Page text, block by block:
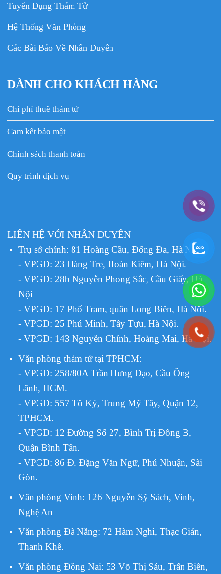
Tuyển Dụng Thám Tử
Hệ Thống Văn Phòng
Các Bài Báo Về Nhân Duyên
DÀNH CHO KHÁCH HÀNG
Chi phí thuê thám tử
Cam kết bảo mật
Chính sách thanh toán
Quy trình dịch vụ
LIÊN HỆ VỚI NHÂN DUYÊN
Trụ sở chính: 81 Hoàng Cầu, Đống Đa, Hà Nội.
- VPGD: 23 Hàng Tre, Hoàn Kiếm, Hà Nội.
- VPGD: 28b Nguyễn Phong Sắc, Cầu Giấy, Hà
Nội
- VPGD: 17 Phố Trạm, quận Long Biên, Hà Nội.
- VPGD: 25 Phú Minh, Tây Tựu, Hà Nội.
- VPGD: 143 Nguyễn Chính, Hoàng Mai, Hà Nội.
Văn phòng thám tử tại TPHCM:
- VPGD: 258/80A Trần Hưng Đạo, Cầu Ông
Lãnh, HCM.
- VPGD: 557 Tô Ký, Trung Mỹ Tây, Quận 12,
TPHCM.
- VPGD: 12 Đường Số 27, Bình Trị Đông B,
Quận Bình Tân.
- VPGD: 86 Đ. Đặng Văn Ngữ, Phú Nhuận, Sài
Gòn.
Văn phòng Vinh: 126 Nguyễn Sỹ Sách, Vinh,
Nghệ An
Văn phòng Đà Nẵng: 72 Hàm Nghi, Thạc Gián,
Thanh Khê.
Văn phòng Đồng Nai: 53 Võ Thị Sáu, Trấn Biên,